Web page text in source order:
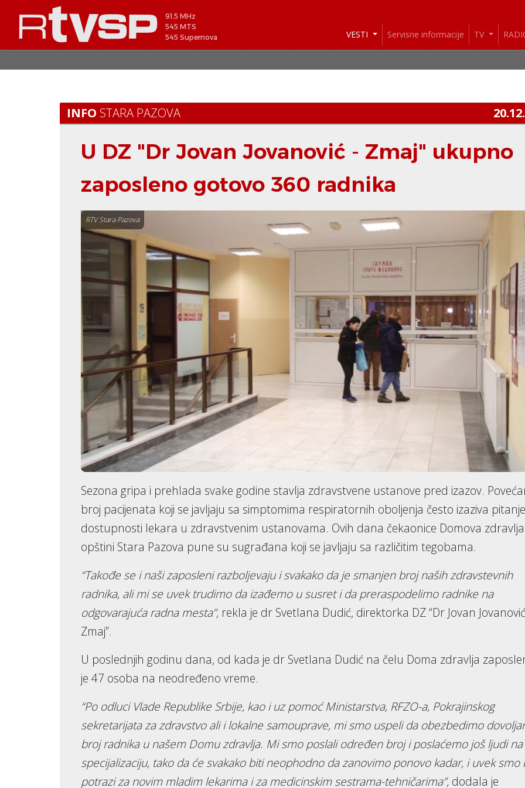
91.5 MHz
545 MTS
545 Supernova
VESTI Servisne informacije TV
INFO STARA PAZOVA
U DZ "Dr Jovan Jovanović - Zmaj" ukupno
zaposleno gotovo 360 radnika
RTV Stara Pazova
Sezona gripa i prehlada svake godine stavlja zdravstvene ustanove pred izazov.
broj pacijenata koji se javljaju sa simptomima respiratornih oboljenja često izaziva pitanje
dostupnosti lekara u zdravstvenim ustanovama. Ovih dana čekaonice Domova
opštini Stara Pazova pune su sugrađana koji se javljaju sa različitim tegobama.
“Takođe se i naši zaposleni razboljevaju i svakako da je smanjen broj naših zdravstevnih
radnika, ali mi se uvek trudimo da izađemo u susret i da preraspodelimo radnike na
odgovarajuća radna mesta”, rekla je dr Svetlana Dudić, direktorka DZ “Dr Jovan Jovanović
Zmaj”.
U poslednjih godinu dana, od kada je dr Svetlana Dudić na čelu Doma zdravlja
je 47 osoba na neodređeno vreme.
“Po odluci Vlade Republike Srbije, kao i uz pomoć Ministarstva, RFZO-a, Pokrajinskog
sekretarijata za zdravstvo ali i lokalne samouprave, mi smo uspeli da obezbedimo
broj radnika u našem Domu zdravlja. Mi smo poslali određen broj i poslaćemo još ljudi na
specijalizaciju, tako da će svakako biti neophodno da zanovimo ponovo kadar, i uvek smo
potrazi za novim mladim lekarima i za medicinskim sestrama-tehničarima”, dodala je